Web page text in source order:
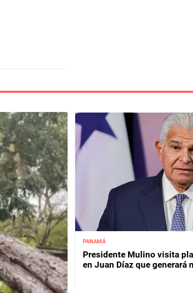
PANAMÁ
Presidente Mulino visita
en Juan Díaz que generará